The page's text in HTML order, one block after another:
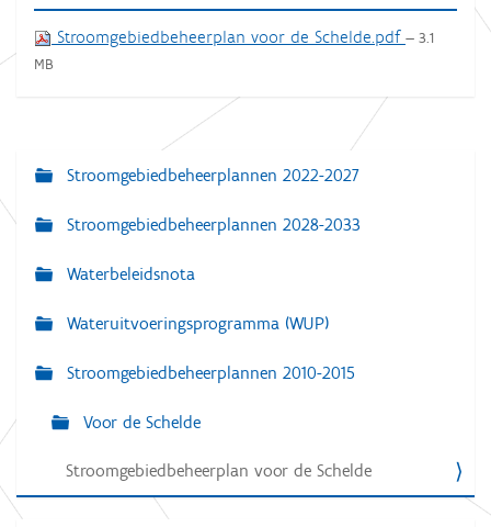
Stroomgebiedbeheerplan voor de Schelde.pdf — 3.1
MB
N
a
i
g
t
Stroomgebiedbeheerplannen 2022-2027
Stroomgebiedbeheerplannen 2028-2033
Waterbeleidsnota
Wateruitvoeringsprogramma (WUP)
Stroomgebiedbeheerplannen 2010-2015
Voor de Schelde
Stroomgebiedbeheerplan voor de Schelde